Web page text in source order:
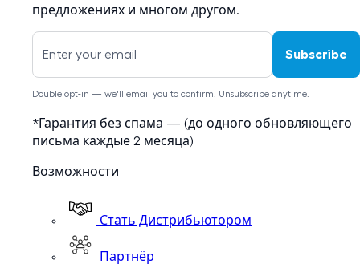
предложениях и многом другом.
Subscribe
Double opt-in — we'll email you to confirm. Unsubscribe anytime.
*Гарантия без спама — (до одного обновляющего
письма каждые 2 месяца)
Возможности
Стать Дистрибьютором
Партнёр